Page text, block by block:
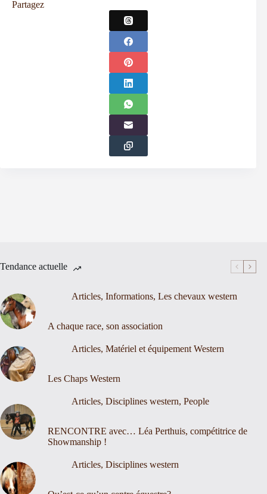
Partagez
Tendance actuelle
Articles, Informations, Les chevaux western
A chaque race, son association
Articles, Matériel et équipement Western
Les Chaps Western
Articles, Disciplines western, People
RENCONTRE avec… Léa Perthuis, compétitrice de
Showmanship !
Articles, Disciplines western